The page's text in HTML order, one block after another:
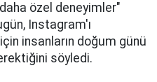
özel deneyimler"
Instagram'ı
insanların doğum günü
söyledi.